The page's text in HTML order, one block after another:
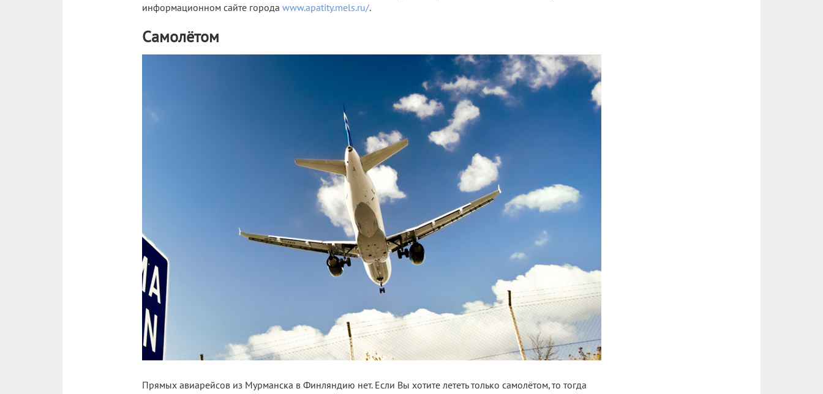
информационном сайте города www.apatity.mels.ru/.
Самолётом
Прямых авиарейсов из Мурманска в Финляндию нет. Если Вы хотите лететь только самолётом, то тогда